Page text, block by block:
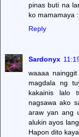
pinas buti na
ko mamamaya
Reply
Sardonyx
waaaa
magdala ng
kakainis lalo
nagsawa ako
araw yan ang
alukin ayos
Hapon dito